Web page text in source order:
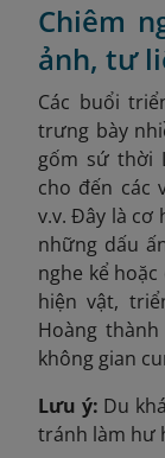
Chiêm
ảnh, tư
Các buổi
trưng bày
gốm sứ thời
cho đến các
v.v. Đây là cơ
những dấu
nghe kể
hiện vật,
Hoàng
không gian
Lưu ý: Du
tránh làm hư